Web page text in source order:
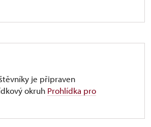
je připraven
okruh Prohlídka pro